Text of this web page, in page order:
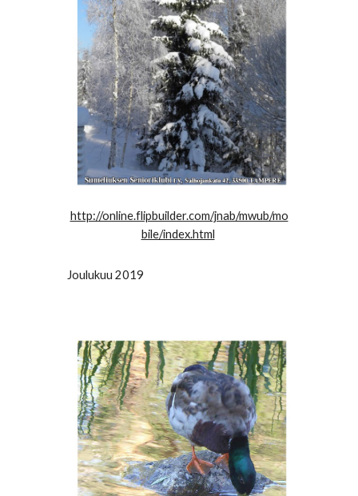
http://online.flipbuilder.com/jnab/mwub/mo
bile/index.html
Joulukuu 2019